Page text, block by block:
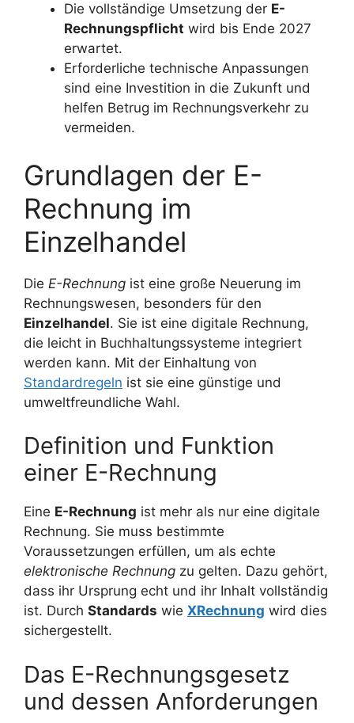
Die vollständige Umsetzung der E-
Rechnungspflicht wird bis Ende 2027
erwartet.
Erforderliche technische Anpassungen
sind eine Investition in die Zukunft und
helfen Betrug im Rechnungsverkehr zu
vermeiden.
Grundlagen der E-
Rechnung im
Einzelhandel
Die E-Rechnung ist eine große Neuerung im
Rechnungswesen, besonders für den
Einzelhandel. Sie ist eine digitale Rechnung,
die leicht in Buchhaltungssysteme integriert
werden kann. Mit der Einhaltung von
Standardregeln ist sie eine günstige und
umweltfreundliche Wahl.
Definition und Funktion
einer E-Rechnung
Eine E-Rechnung ist mehr als nur eine digitale
Rechnung. Sie muss bestimmte
Voraussetzungen erfüllen, um als echte
elektronische Rechnung zu gelten. Dazu gehört,
dass ihr Ursprung echt und ihr Inhalt vollständig
ist. Durch Standards wie XRechnung wird dies
sichergestellt.
Das E-Rechnungsgesetz
und dessen Anforderungen